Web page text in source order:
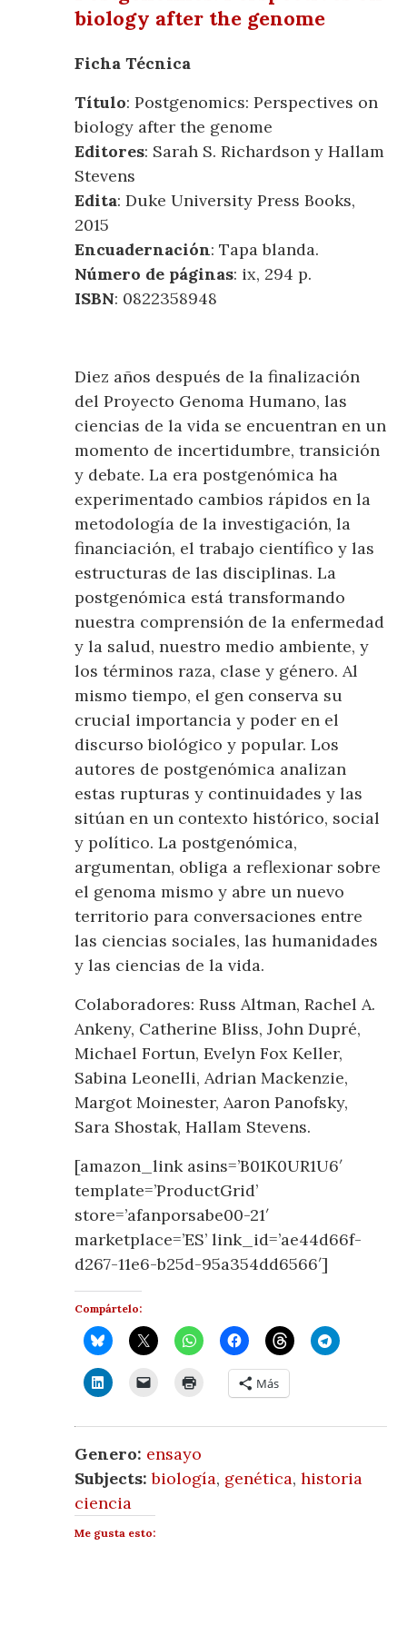
biology after the genome
Ficha Técnica
Título: Postgenomics: Perspectives on
biology after the genome
Editores: Sarah S. Richardson y Hallam
Stevens
Edita: Duke University Press Books,
2015
Encuadernación: Tapa blanda.
Número de páginas: ix, 294 p.
ISBN: 0822358948
Diez años después de la finalización
del Proyecto Genoma Humano, las
ciencias de la vida se encuentran en un
momento de incertidumbre, transición
y debate. La era postgenómica ha
experimentado cambios rápidos en la
metodología de la investigación, la
financiación, el trabajo científico y las
estructuras de las disciplinas. La
postgenómica está transformando
nuestra comprensión de la enfermedad
y la salud, nuestro medio ambiente, y
los términos raza, clase y género. Al
mismo tiempo, el gen conserva su
crucial importancia y poder en el
discurso biológico y popular. Los
autores de postgenómica analizan
estas rupturas y continuidades y las
sitúan en un contexto histórico, social
y político. La postgenómica,
argumentan, obliga a reflexionar sobre
el genoma mismo y abre un nuevo
territorio para conversaciones entre
las ciencias sociales, las humanidades
y las ciencias de la vida.
Colaboradores: Russ Altman, Rachel A.
Ankeny, Catherine Bliss, John Dupré,
Michael Fortun, Evelyn Fox Keller,
Sabina Leonelli, Adrian Mackenzie,
Margot Moinester, Aaron Panofsky,
Sara Shostak, Hallam Stevens.
[amazon_link asins=’B01K0UR1U6′
template=’ProductGrid’
store=’afanporsabe00-21′
marketplace=’ES’ link_id=’ae44d66f-
d267-11e6-b25d-95a354dd6566′]
Compártelo:
Más
Genero: ensayo
Subjects: biología, genética,historia
ciencia
Me gusta esto: